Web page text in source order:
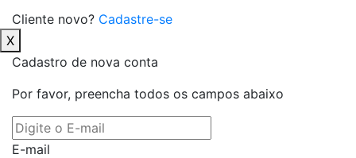
Cliente novo? Cadastre-se
X
Cadastro de nova conta
Por favor, preencha todos os campos abaixo
E-mail